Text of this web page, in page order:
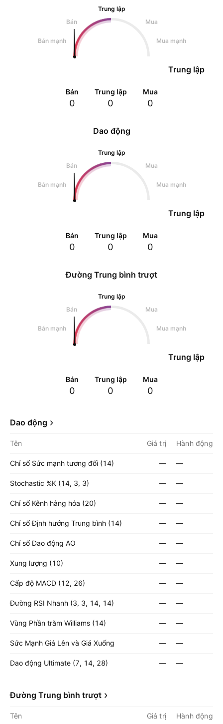
Dao động
Trung lập
Bán
Mua
Bán mạnh Mua mạnh
Trung lập
Bán
0
Trung lập
0
Mua
0
Trung lập
Bán
Mua
Bán mạnh Mua mạnh
Trung lập
Bán
0
Trung lập
0
Mua
0
Đường Trung bình trượt
Trung lập
Bán
Mua
Bán mạnh Mua mạnh
Trung lập
Bán
0
Trung lập
0
Mua
0
Dao động
Tên Giá trị Hành động
Chỉ số Sức mạnh tương đối (14) — —
Stochastic %K (14, 3, 3) — —
Chỉ số Kênh hàng hóa (20) — —
Chỉ số Định hướng Trung bình (14) — —
Chỉ số Dao động AO — —
Xung lượng (10) — —
Cấp độ MACD (12, 26) — —
Đường RSI Nhanh (3, 3, 14, 14) — —
Vùng Phần trăm Williams (14) — —
Sức Mạnh Giá Lên và Giá Xuống — —
Dao động Ultimate (7, 14, 28) — —
Đường Trung bình trượt
Tên Giá trị Hành động